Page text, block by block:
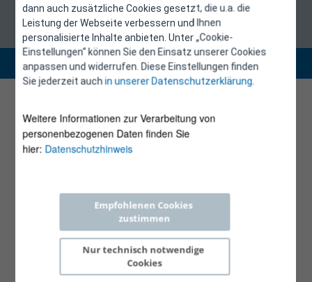
dann auch zusätzliche Cookies gesetzt, die u.a. die
Leistung der Webseite verbessern und Ihnen
personalisierte Inhalte anbieten. Unter „Cookie-
Einstellungen“ können Sie den Einsatz unserer Cookies
anpassen und widerrufen. Diese Einstellungen finden
Sie jederzeit auchin unserer Datenschutzerklärung.
Weitere Informationen zur Verarbeitung von
personenbezogenen Daten finden Sie
hier: Datenschutzhinweis
Empfohlenen Cookies
zustimmen
Nur technisch notwendige
Cookies
Copyright 2026 © E-Control